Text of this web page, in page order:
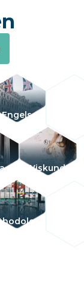
Engels
Wiskunde